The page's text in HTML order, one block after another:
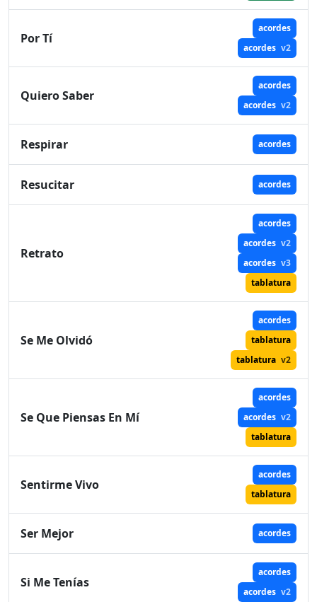
Por Tí
acordes
acordes v2
Quiero Saber
acordes
acordes v2
Respirar acordes
Resucitar acordes
Retrato
acordes
acordes v2
acordes v3
tablatura
Se Me Olvidó
acordes
tablatura
tablatura v2
Se Que Piensas En Mí
acordes
acordes v2
tablatura
Sentirme Vivo
acordes
tablatura
Ser Mejor acordes
Si Me Tenías
acordes
acordes v2